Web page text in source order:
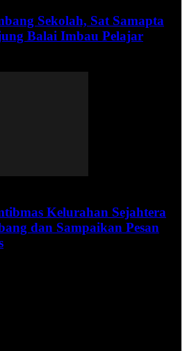
Sekolah, Sat Samapta
Balai Imbau Pelajar
Kelurahan Sejahtera
dan Sampaikan Pesan